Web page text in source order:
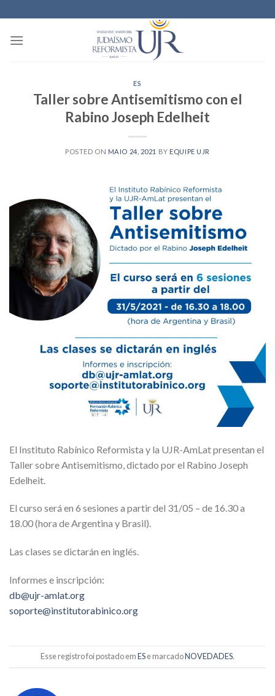
to
content
ES
Taller sobre Antisemitismo con el
Rabino Joseph Edelheit
POSTED ON MAIO 24, 2021 BY EQUIPE UJR
El Instituto Rabínico Reformista y la UJR-AmLat presentan el
Taller sobre Antisemitismo, dictado por el Rabino Joseph
Edelheit.
El curso será en 6 sesiones a partir del 31/05 – de 16.30 a
18.00 (hora de Argentina y Brasil).
Las clases se dictarán en inglés.
Informes e inscripción:
db@ujr-amlat.org
soporte@institutorabinico.org
Esse registro foi postado emESe marcadoNOVEDADES.